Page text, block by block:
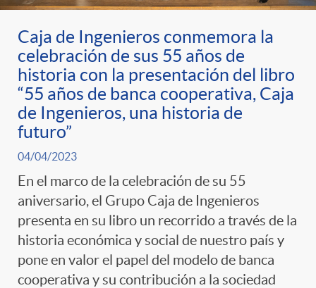
Caja de Ingenieros conmemora la
celebración de sus 55 años de
historia con la presentación del libro
“55 años de banca cooperativa, Caja
de Ingenieros, una historia de
futuro”
04/04/2023
En el marco de la celebración de su 55
aniversario, el Grupo Caja de Ingenieros
presenta en su libro un recorrido a través de la
historia económica y social de nuestro país y
pone en valor el papel del modelo de banca
cooperativa y su contribución a la sociedad